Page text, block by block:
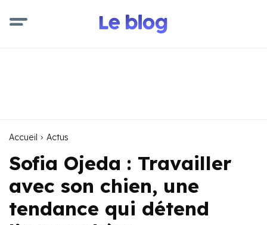
Accueil Actus
Sofia Ojeda : Travailler
avec son chien, une
tendance qui détend